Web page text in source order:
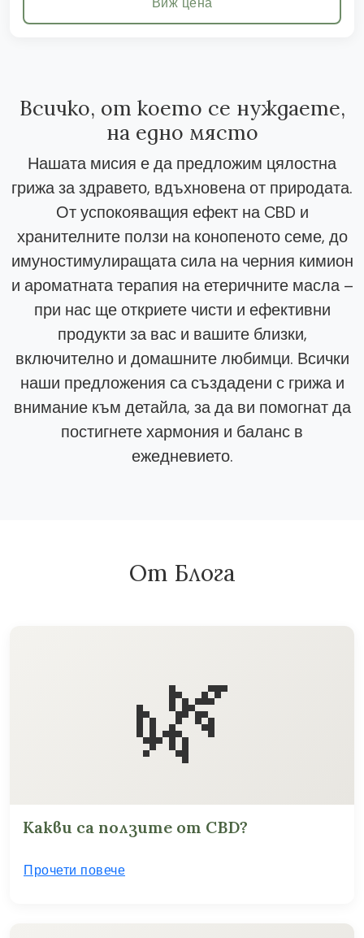
Всичко, от което се нуждаете,
на едно място
Нашата мисия е да предложим цялостна
грижа за здравето, вдъхновена от природата.
От успокояващия ефект на CBD и
хранителните ползи на конопеното семе, до
имуностимулиращата сила на черния кимион
и ароматната терапия на етеричните масла –
при нас ще откриете чисти и ефективни
продукти за вас и вашите близки,
включително и домашните любимци. Всички
наши предложения са създадени с грижа и
внимание към детайла, за да ви помогнат да
постигнете хармония и баланс в
ежедневието.
От Блога
🌿
Какви са ползите от CBD?
Прочети повече